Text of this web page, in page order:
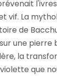
vif. La
de
une pierre
la
que